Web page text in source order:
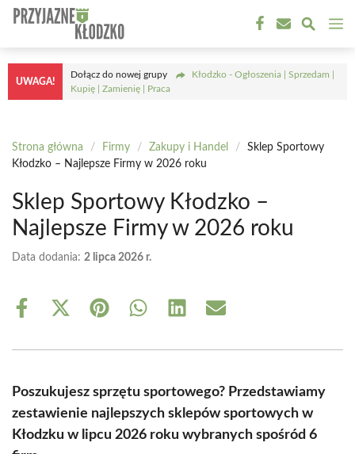
Przejdź
treści
UWAGA!
Dołącz do nowej grupy
Kłodzko - Ogłoszenia | Sprzedam |
Kupię | Zamienię | Praca
Strona główna / Firmy / Zakupy i Handel /
Sklep Sportowy
Kłodzko – Najlepsze Firmy w 2026 roku
Sklep Sportowy Kłodzko –
Najlepsze Firmy w 2026 roku
Data dodania: 2 lipca 2026 r.
Share
Share
(Twitter)
Share Share Share Share
Poszukujesz sprzętu sportowego? Przedstawiamy
zestawienie najlepszych sklepów sportowych w
Kłodzku w lipcu 2026 roku wybranych spośród 6